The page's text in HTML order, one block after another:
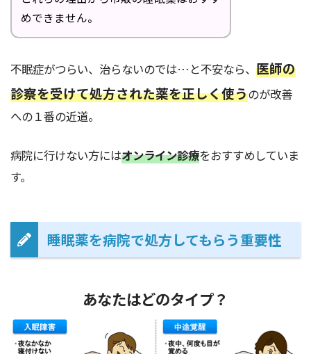
めできません。
不眠症がつらい、治らないのでは…と不安なら、 医師の
診察を受けて処方された薬を正しく使うのが改善
への１番の近道。
病院に行けない方にはオンライン診療をおすすめしていま
す。
睡眠薬を病院で処方してもらう重要性
あなたはどのタイプ？